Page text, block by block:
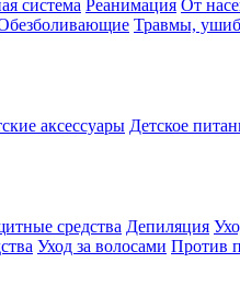
система Реанимация От
Травмы,
аксессуары Детское
средства Депиляция
Уход за волосами Против